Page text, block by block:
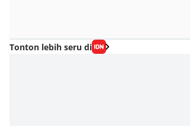
Tonton lebih seru di